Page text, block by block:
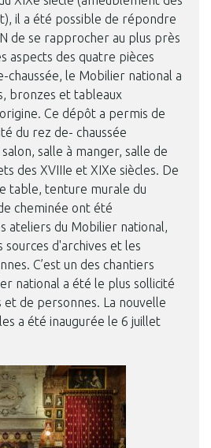
il a été possible de répondre
de se rapprocher au plus près
aspects des quatre pièces
chaussée, le Mobilier national a
bronzes et tableaux
Ce dépôt a permis de
du rez de- chaussée
salle à manger, salle de
des XVIIIe et XIXe siècles. De
table, tenture murale du
cheminée ont été
ateliers du Mobilier national,
d'archives et les
C’est un des chantiers
national a été le plus sollicité
et de personnes. La nouvelle
a été inaugurée le 6 juillet